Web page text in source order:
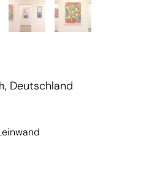
, Deutschland